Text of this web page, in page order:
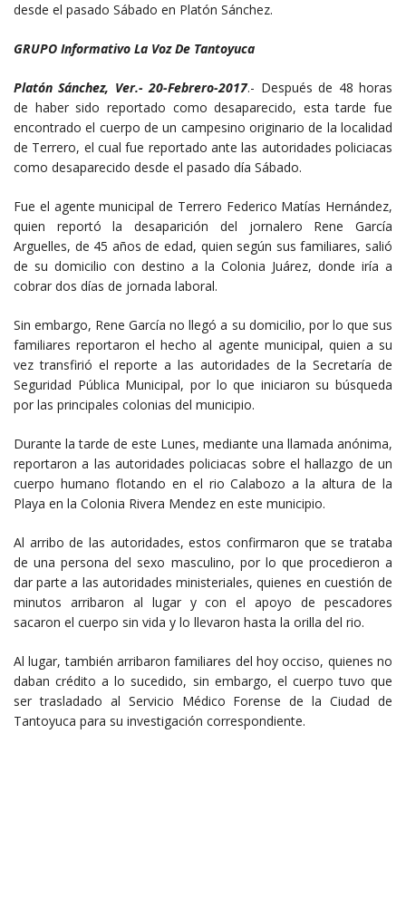
desde el pasado Sábado en Platón Sánchez.
GRUPO Informativo La Voz De Tantoyuca
Platón Sánchez, Ver.- 20-Febrero-2017.- Después de 48 horas
de haber sido reportado como desaparecido, esta tarde fue
encontrado el cuerpo de un campesino originario de la localidad
de Terrero, el cual fue reportado ante las autoridades policiacas
como desaparecido desde el pasado día Sábado.
Fue el agente municipal de Terrero Federico Matías Hernández,
quien reportó la desaparición del jornalero Rene García
Arguelles, de 45 años de edad, quien según sus familiares, salió
de su domicilio con destino a la Colonia Juárez, donde iría a
cobrar dos días de jornada laboral.
Sin embargo, Rene García no llegó a su domicilio, por lo que sus
familiares reportaron el hecho al agente municipal, quien a su
vez transfirió el reporte a las autoridades de la Secretaría de
Seguridad Pública Municipal, por lo que iniciaron su búsqueda
por las principales colonias del municipio.
Durante la tarde de este Lunes, mediante una llamada anónima,
reportaron a las autoridades policiacas sobre el hallazgo de un
cuerpo humano flotando en el rio Calabozo a la altura de la
Playa en la Colonia Rivera Mendez en este municipio.
Al arribo de las autoridades, estos confirmaron que se trataba
de una persona del sexo masculino, por lo que procedieron a
dar parte a las autoridades ministeriales, quienes en cuestión de
minutos arribaron al lugar y con el apoyo de pescadores
sacaron el cuerpo sin vida y lo llevaron hasta la orilla del rio.
Al lugar, también arribaron familiares del hoy occiso, quienes no
daban crédito a lo sucedido, sin embargo, el cuerpo tuvo que
ser trasladado al Servicio Médico Forense de la Ciudad de
Tantoyuca para su investigación correspondiente.